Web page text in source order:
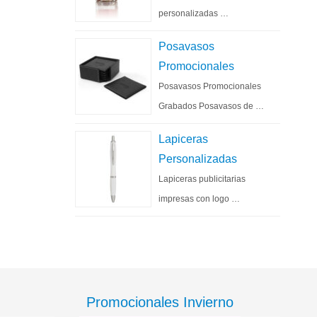
personalizadas …
Posavasos
Promocionales
Posavasos Promocionales
Grabados Posavasos de …
Lapiceras
Personalizadas
Lapiceras publicitarias
impresas con logo …
Promocionales Invierno